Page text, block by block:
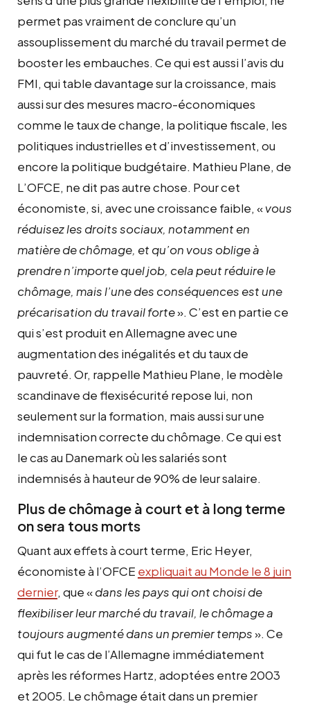
permet pas vraiment de conclure qu’un
assouplissement du marché du travail permet de
booster les embauches. Ce qui est aussi l’avis du
FMI, qui table davantage sur la croissance, mais
aussi sur des mesures macro-économiques
comme le taux de change, la politique fiscale, les
politiques industrielles et d’investissement, ou
encore la politique budgétaire. Mathieu Plane, de
L’OFCE, ne dit pas autre chose. Pour cet
économiste, si, avec une croissance faible, «vous
réduisez les droits sociaux, notamment en
matière de chômage, et qu’on vous oblige à
prendre n’importe quel job, cela peut réduire le
chômage, mais l’une des conséquences est une
précarisation du travail forte». C’est en partie ce
qui s’est produit en Allemagne avec une
augmentation des inégalités et du taux de
pauvreté. Or, rappelle Mathieu Plane, le modèle
scandinave de flexisécurité repose lui, non
seulement sur la formation, mais aussi sur une
indemnisation correcte du chômage. Ce qui est
le cas au Danemark où les salariés sont
indemnisés à hauteur de 90% de leur salaire.
Plus de chômage à court et à long terme
on sera tous morts
Quant aux effets à court terme, Eric Heyer,
économiste à l’OFCE expliquait au Monde le 8 juin
dernier, que «dans les pays qui ont choisi de
flexibiliser leur marché du travail, le chômage a
toujours augmenté dans un premier temps». Ce
qui fut le cas de l’Allemagne immédiatement
après les réformes Hartz, adoptées entre 2003
et 2005. Le chômage était dans un premier